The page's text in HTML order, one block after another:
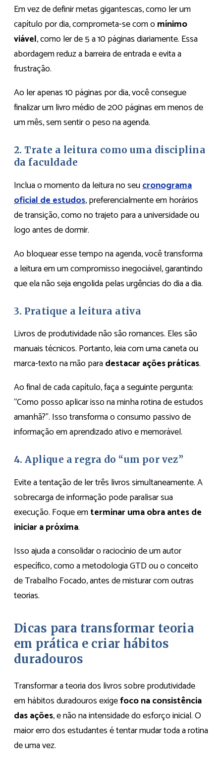
Em vez de definir metas gigantescas, como ler um
capítulo por dia, comprometa-se com omínimo
viável, como ler de 5 a 10 páginas diariamente. Essa
abordagem reduz a barreira de entrada e evita a
frustração.
Ao ler apenas 10 páginas por dia, você consegue
finalizar um livro médio de 200 páginas em menos de
um mês, sem sentir o peso na agenda.
2. Trate a leitura como uma disciplina
da faculdade
Inclua o momento da leitura no seucronograma
oficial de estudos, preferencialmente em horários
de transição, como no trajeto para a universidade ou
logo antes de dormir.
Ao bloquear esse tempo na agenda, você transforma
a leitura em um compromisso inegociável, garantindo
que ela não seja engolida pelas urgências do dia a dia.
3. Pratique a leitura ativa
Livros de produtividade não são romances. Eles são
manuais técnicos. Portanto, leia com uma caneta ou
marca-texto na mão paradestacar ações práticas.
Ao final de cada capítulo, faça a seguinte pergunta:
“Como posso aplicar isso na minha rotina de estudos
amanhã?”. Isso transforma o consumo passivo de
informação em aprendizado ativo e memorável.
4. Aplique a regra do “um por vez”
Evite a tentação de ler três livros simultaneamente. A
sobrecarga de informação pode paralisar sua
execução. Foque emterminar uma obra antes de
iniciar a próxima.
Isso ajuda a consolidar o raciocínio de um autor
específico, como a metodologia GTD ou o conceito
de Trabalho Focado, antes de misturar com outras
teorias.
Dicas para transformar teoria
em prática e criar hábitos
duradouros
Transformar a teoria dos livros sobre produtividade
em hábitos duradouros exigefoco na consistência
das ações, e não na intensidade do esforço inicial. O
maior erro dos estudantes é tentar mudar toda a rotina
de uma vez.